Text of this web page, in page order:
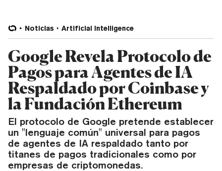
Noticias Artificial Intelligence
Google Revela Protocolo de
Pagos para Agentes de IA
Respaldado por Coinbase y
la Fundación Ethereum
El protocolo de Google pretende establecer
un "lenguaje común" universal para pagos
de agentes de IA respaldado tanto por
titanes de pagos tradicionales como por
empresas de criptomonedas.